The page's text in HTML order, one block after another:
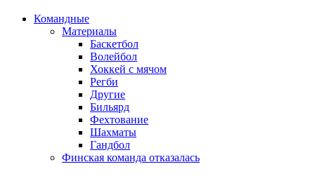
Командные
Материалы
Баскетбол
Волейбол
Хоккей с мячом
Регби
Другие
Бильярд
Фехтование
Шахматы
Гандбол
Финская команда отказалась